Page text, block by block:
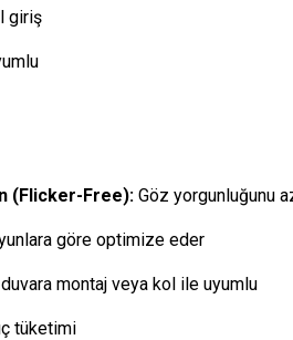
giriş
(Flicker-Free):Göz yorgunluğunu
göre optimize eder
montaj veya kol ile uyumlu
tüketimi